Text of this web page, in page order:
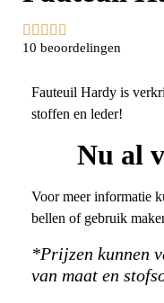
    
10 beoordelingen
Fauteuil Hardy is
stoffen en leder!
Nu al
Voor meer informatie
bellen of gebruik
*Prijzen kunnen
van maat en